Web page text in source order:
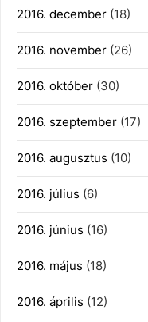
2016. december (18)
2016. november (26)
2016. október (30)
2016. szeptember (17)
2016. augusztus (10)
2016. július (6)
2016. június (16)
2016. május (18)
2016. április (12)